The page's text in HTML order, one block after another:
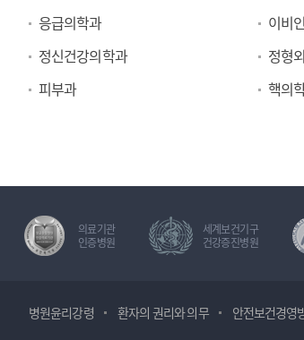
응급의학과
이비
정신건강의학과
정형
피부과
핵의
의료기관
인증병원
세계보건기구
건강증진병원
병원윤리강령 환자의 권리와 의무 안전보건경영